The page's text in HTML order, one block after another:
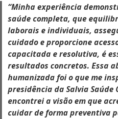
“Minha experiência
saúde completa, que
laborais e individuais,
cuidado e proporcione
capacitada e resolutiva, é
resultados concretos. Essa
humanizada foi o que me
presidência da Salvia Saúde
encontrei a visão em que
cuidar de forma preventiva